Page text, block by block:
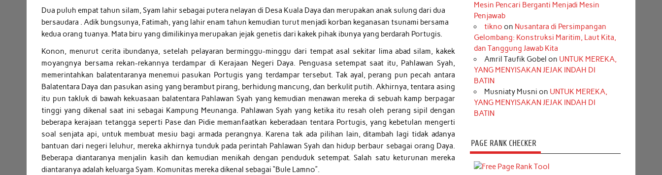
Dua puluh empat tahun silam, Syam lahir sebagai putera nelayan di Desa Kuala Daya dan merupakan anak sulung dari dua
bersaudara . Adik bungsunya, Fatimah, yang lahir enam tahun kemudian turut menjadi korban keganasan tsunami bersama
kedua orang tuanya. Mata biru yang dimilikinya merupakan jejak genetis dari kakek pihak ibunya yang berdarah Portugis.
Konon, menurut cerita ibundanya, setelah pelayaran berminggu-minggu dari tempat asal sekitar lima abad silam, kakek
moyangnya bersama rekan-rekannya terdampar di Kerajaan Negeri Daya. Penguasa setempat saat itu, Pahlawan Syah,
memerintahkan balatentaranya menemui pasukan Portugis yang terdampar tersebut. Tak ayal, perang pun pecah antara
Balatentara Daya dan pasukan asing yang berambut pirang, berhidung mancung, dan berkulit putih. Akhirnya, tentara asing
itu pun takluk di bawah kekuasaan balatentara Pahlawan Syah yang kemudian menawan mereka di sebuah kamp berpagar
tinggi yang dikenal saat ini sebagai Kampung Meunanga. Pahlawan Syah yang ketika itu resah oleh perang sipil dengan
beberapa kerajaan tetangga seperti Pase dan Pidie memanfaatkan keberadaan tentara Portugis, yang kebetulan mengerti
soal senjata api, untuk membuat mesiu bagi armada perangnya. Karena tak ada pilihan lain, ditambah lagi tidak adanya
bantuan dari negeri leluhur, mereka akhirnya tunduk pada perintah Pahlawan Syah dan hidup berbaur sebagai orang Daya.
Beberapa diantaranya menjalin kasih dan kemudian menikah dengan penduduk setempat. Salah satu keturunan mereka
diantaranya adalah keluarga Syam. Komunitas mereka dikenal sebagai “Bule Lamno”.
Mesin Pencari Berganti Menjadi Mesin
Penjawab
tikno on Nusantara di Persimpangan
Gelombang: Konstruksi Maritim, Laut Kita,
dan Tanggung Jawab Kita
Amril Taufik Gobel on UNTUK MEREKA,
YANG MENYISAKAN JEJAK INDAH DI
BATIN
Musniaty Musni on UNTUK MEREKA,
YANG MENYISAKAN JEJAK INDAH DI
BATIN
PAGE RANK CHECKER